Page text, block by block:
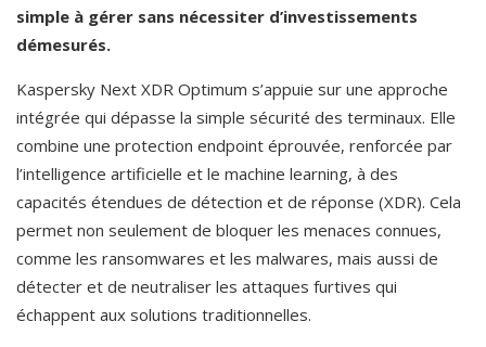
simple à gérer sans nécessiter d’investissements
démesurés.
Kaspersky Next XDR Optimum s’appuie sur une approche
intégrée qui dépasse la simple sécurité des terminaux. Elle
combine une protection endpoint éprouvée, renforcée par
l’intelligence artificielle et le machine learning, à des
capacités étendues de détection et de réponse (XDR). Cela
permet non seulement de bloquer les menaces connues,
comme les ransomwares et les malwares, mais aussi de
détecter et de neutraliser les attaques furtives qui
échappent aux solutions traditionnelles.